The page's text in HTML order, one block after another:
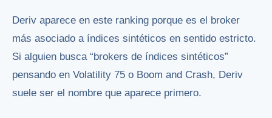
Deriv aparece en este ranking porque es el broker
más asociado a índices sintéticos en sentido estricto.
Si alguien busca “brokers de índices sintéticos”
pensando en Volatility 75 o Boom and Crash, Deriv
suele ser el nombre que aparece primero.